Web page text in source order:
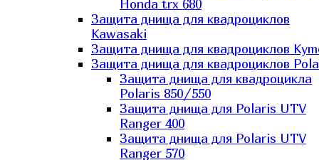
Honda trx 680
Защита днища для квадроциклов
Kawasaki
Защита днища для квадроциклов
Защита днища для квадроциклов
Защита днища для квадроцикла
Polaris 850/550
Защита днища для Polaris UTV
Ranger 400
Защита днища для Polaris UTV
Ranger 570